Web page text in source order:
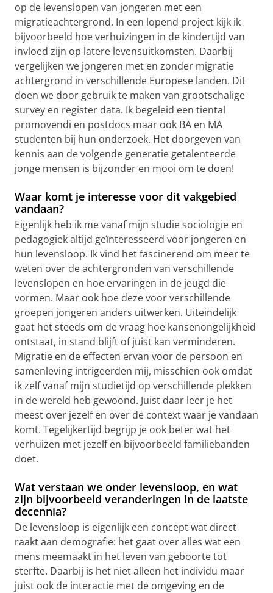
op de levenslopen van jongeren met een
migratieachtergrond. In een lopend project kijk ik
bijvoorbeeld hoe verhuizingen in de kindertijd van
invloed zijn op latere levensuitkomsten. Daarbij
vergelijken we jongeren met en zonder migratie
achtergrond in verschillende Europese landen. Dit
doen we door gebruik te maken van grootschalige
survey en register data. Ik begeleid een tiental
promovendi en postdocs maar ook BA en MA
studenten bij hun onderzoek. Het doorgeven van
kennis aan de volgende generatie getalenteerde
jonge mensen is bijzonder en mooi om te doen!
Waar komt je interesse voor dit vakgebied
vandaan?
Eigenlijk heb ik me vanaf mijn studie sociologie en
pedagogiek altijd geïnteresseerd voor jongeren en
hun levensloop. Ik vind het fascinerend om meer te
weten over de achtergronden van verschillende
levenslopen en hoe ervaringen in de jeugd die
vormen. Maar ook hoe deze voor verschillende
groepen jongeren anders uitwerken. Uiteindelijk
gaat het steeds om de vraag hoe kansenongelijkheid
ontstaat, in stand blijft of juist kan verminderen.
Migratie en de effecten ervan voor de persoon en
samenleving intrigeerden mij, misschien ook omdat
ik zelf vanaf mijn studietijd op verschillende plekken
in de wereld heb gewoond. Juist daar leer je het
meest over jezelf en over de context waar je vandaan
komt. Tegelijkertijd begrijp je ook beter wat het
verhuizen met jezelf en bijvoorbeeld familiebanden
doet.
Wat verstaan we onder levensloop, en wat
zijn bijvoorbeeld veranderingen in de laatste
decennia?
De levensloop is eigenlijk een concept wat direct
raakt aan demografie: het gaat over alles wat een
mens meemaakt in het leven van geboorte tot
sterfte. Daarbij is het niet alleen het individu maar
juist ook de interactie met de omgeving en de